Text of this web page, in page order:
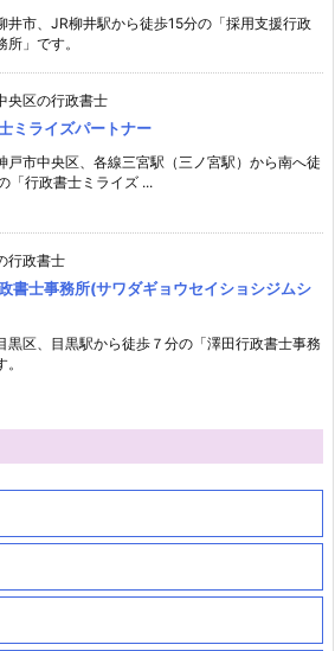
井市、JR柳井駅から徒歩15分の「採用支援行政
所」です。
央区の行政書士
ミライズパートナー
戸市中央区、各線三宮駅（三ノ宮駅）から南へ徒
「行政書士ミライズ ...
行政書士
書士事務所(サワダギョウセイショシジムシ
黒区、目黒駅から徒歩７分の「澤田行政書士事務